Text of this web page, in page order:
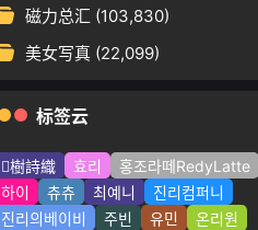
磁力总汇 (103,830)
美女写真 (22,099)
标签云
樹詩織 효리
홍조라떼RedyLatte
하이
츄츄 최예니
진리컴퍼니
진리의베이비
주빈 유민
온리원